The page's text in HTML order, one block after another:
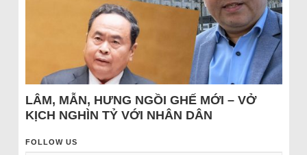
LÂM, MẪN, HƯNG NGỒI GHẾ MỚI – VỞ
KỊCH NGHÌN TỶ VỚI NHÂN DÂN
FOLLOW US